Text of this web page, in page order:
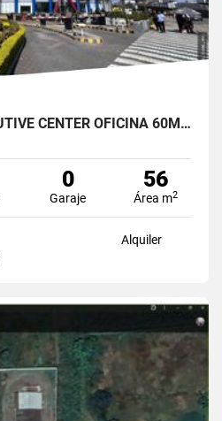
EDIFICIO NOBIS EJECUTIVE CENTER OFICINA 60M2 EN ALQUILER AMOBLADA
0
Garaje
56
Área m2
Alquiler